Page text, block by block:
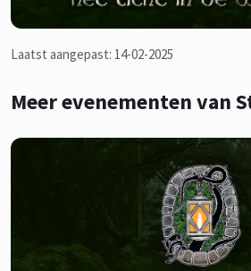
Laatst aangepast: 14-02-2025
Meer evenementen van